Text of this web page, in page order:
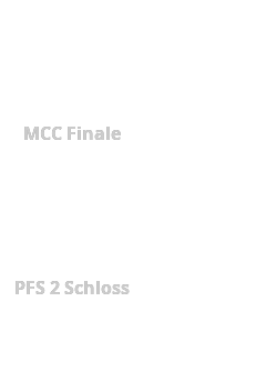
MCC Finale
PFS 2 Schloss